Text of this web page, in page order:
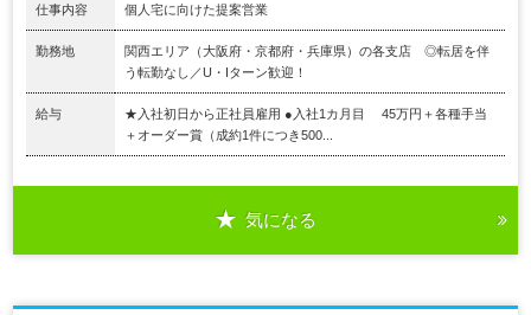
仕事内容 個人宅に向けた提案営業
勤務地
関西エリア（大阪府・京都府・兵庫県）の各支店 ◎転居を伴
う転勤なし／U・Iターン歓迎！
給与
★入社初日から正社員雇用 ●入社1カ月目 45万円＋各種手当
＋オーダー賞（成約1件につき500...
気になる